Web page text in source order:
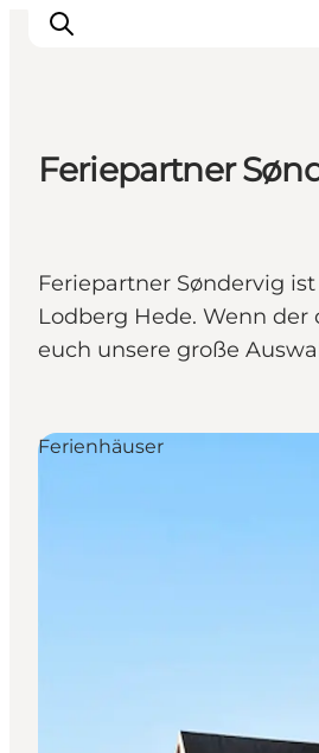
Erlebnisse
Unterkünfte
Reiseplanung
Feriepartner
Feriepartner Søndervig
Lodberg Hede. Wenn
euch unsere große
Ferienhäuser